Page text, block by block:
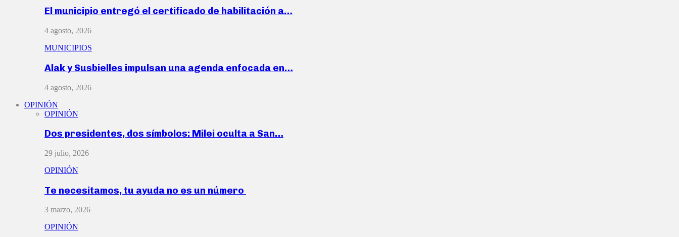
El municipio entregó el certificado de habilitación a…
4 agosto, 2026
MUNICIPIOS
Alak y Susbielles impulsan una agenda enfocada en…
4 agosto, 2026
OPINIÓN
OPINIÓN
Dos presidentes, dos símbolos: Milei oculta a San…
29 julio, 2026
OPINIÓN
Te necesitamos, tu ayuda no es un número
3 marzo, 2026
OPINIÓN